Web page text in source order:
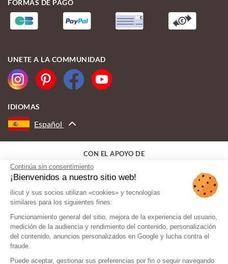
Continúa sin consentimiento
¡Bienvenidos a nuestro sitio web!
ilicut y sus socios utilizan «cookies» y tecnologías
similares para los siguientes fines:
Funcionamiento general del sitio, mejora de la experiencia del usuario,
medición de la audiencia y rendimiento del contenido, personalización
del contenido, anuncios personalizados en Google y lucha contra el
fraude.
Puede aceptar, gestionar sus preferencias por fin o seguir navegando
FORMAS DE PAGO
UNETE A LA COMMUNIDAD
IDIOMAS
Español
CON EL APOYO DE